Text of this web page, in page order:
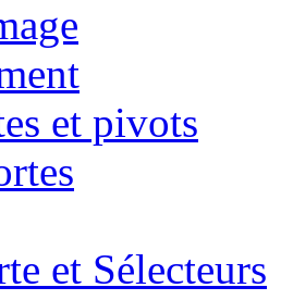
et pivots
et Sélecteurs